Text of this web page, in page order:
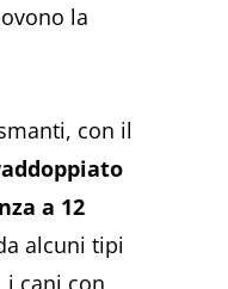
la
con il
a 12
alcuni tipi
i cani con